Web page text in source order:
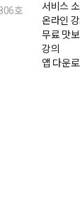
서비스
온라인
무료 맛보
강의
앱 다운
호